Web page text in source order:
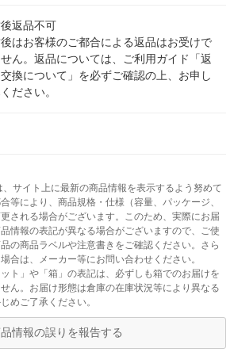
返品不可
はお客様のご都合による返品はお受けで
ん。返品については、ご利用ガイド「返
換について」を必ずご確認の上、お申し
ださい。
サイト上に最新の商品情報を表示するよう努めて
等により、商品規格・仕様（容量、パッケージ、
される場合がございます。このため、実際にお届
情報の表記が異なる場合がございますので、ご使
の商品ラベルや注意書きをご確認ください。さら
合は、メーカー等にお問い合わせください。
ト」や「箱」の表記は、必ずしも箱でのお届けを
ん。お届け形態は倉庫の在庫状況等により異なる
めご了承ください。
情報の誤りを報告する